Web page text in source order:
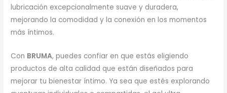
lubricación excepcionalmente suave y duradera,
mejorando la comodidad y la conexión en los momentos
más íntimos.
Con BRUMA, puedes confiar en que estás eligiendo
productos de alta calidad que están diseñados para
mejorar tu bienestar íntimo. Ya sea que estés explorando